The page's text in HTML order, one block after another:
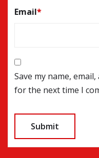
Email*
Save my name,
for the next time I